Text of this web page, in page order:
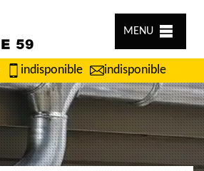
MENU
indisponible indisponible